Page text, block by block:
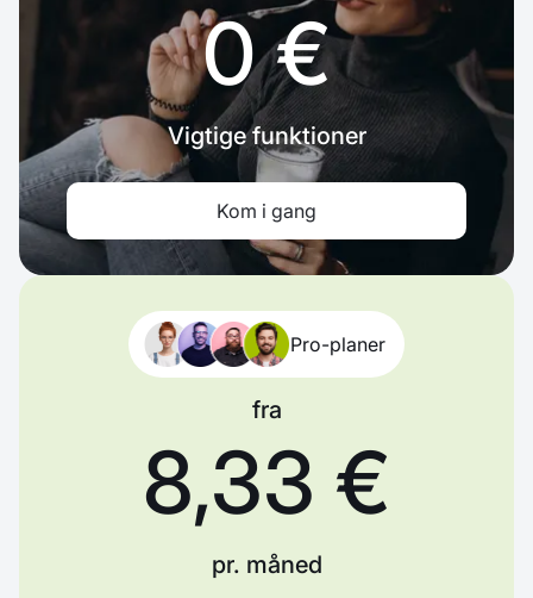
0 €
Vigtige funktioner
Kom i gang
Pro-planer
fra
8,33 €
pr. måned